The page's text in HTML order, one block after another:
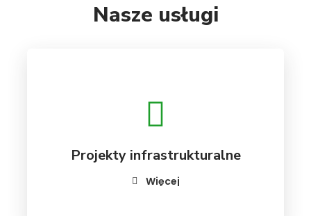
Nasze usługi
Projekty infrastrukturalne
Więcej